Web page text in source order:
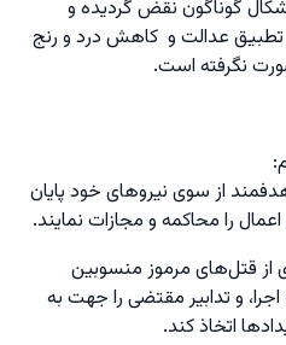
گوناگون نقض گردیده و
تطبیق عدالت و کاهش درد و رنج
صورت نگرفته است.
از سوی نیروهای خود پایان
را محاکمه و مجازات نمایند.
از قتل‌های مرموز منسوبین
و تدابیر مقتضی را جهت به
اتخاذ کند.